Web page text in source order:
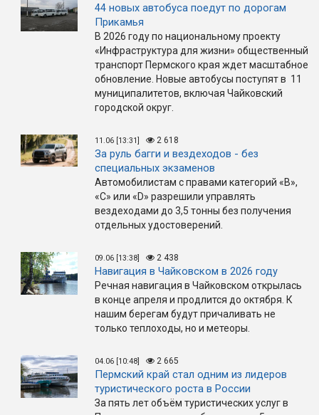
44 новых автобуса поедут по дорогам
Прикамья
В 2026 году по национальному проекту
«Инфраструктура для жизни» общественный
транспорт Пермского края ждет масштабное
обновление. Новые автобусы поступят в 11
муниципалитетов, включая Чайковский
городской округ.
11.06 [13:31] 2 618
За руль багги и вездеходов - без
специальных экзаменов
Автомобилистам с правами категорий «B»,
«C» или «D» разрешили управлять
вездеходами до 3,5 тонны без получения
отдельных удостоверений.
09.06 [13:38] 2 438
Навигация в Чайковском в 2026 году
Речная навигация в Чайковском открылась
в конце апреля и продлится до октября. К
нашим берегам будут причаливать не
только теплоходы, но и метеоры.
04.06 [10:48] 2 665
Пермский край стал одним из лидеров
туристического роста в России
За пять лет объём туристических услуг в